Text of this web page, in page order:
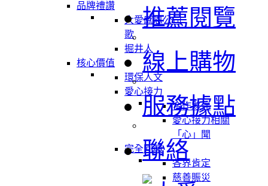
品牌禮讚
大愛感恩公司
歌
掘井人
核心價值
環保人文
愛心接力
合作夥伴
愛心接力相關
「心」聞
完全回饋
各界肯定
慈善賑災
推薦閱覽
線上購物
服務據點
聯絡